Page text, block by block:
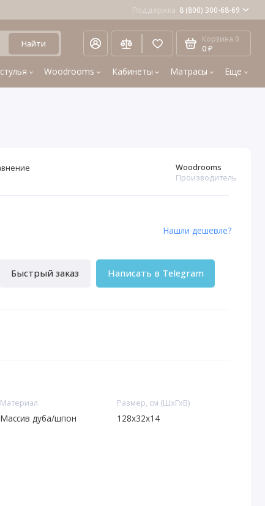
Поддержка 8 (800) 300-68-69
Найти Корзина 0
0 ₽
Woodrooms Кабинеты Матрасы Еще
Woodrooms
Производитель
Быстрый заказ Написать в Telegram
Нашли дешевле?
Материал
Массив дуба/шпон
Размер, см (ШхГхВ)
128х32х14